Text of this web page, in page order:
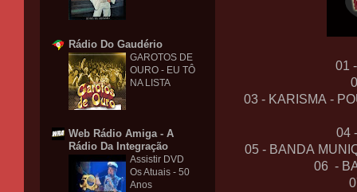
01
03 - KARISMA -
04
05 - BANDA
06 -
Rádio Do Gaudério
GAROTOS DE
OURO - EU TÔ
NA LISTA
Web Rádio Amiga - A
Rádio Da Integração
Assistir DVD
Os Atuais - 50
Anos